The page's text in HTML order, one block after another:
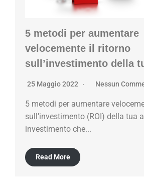
5 metodi per aumentare
velocemente il ritorno
sull’investimento della
25 Maggio 2022 Nessun
5 metodi per aumentare
sull’investimento (ROI) della tua
investimento che...
Read More